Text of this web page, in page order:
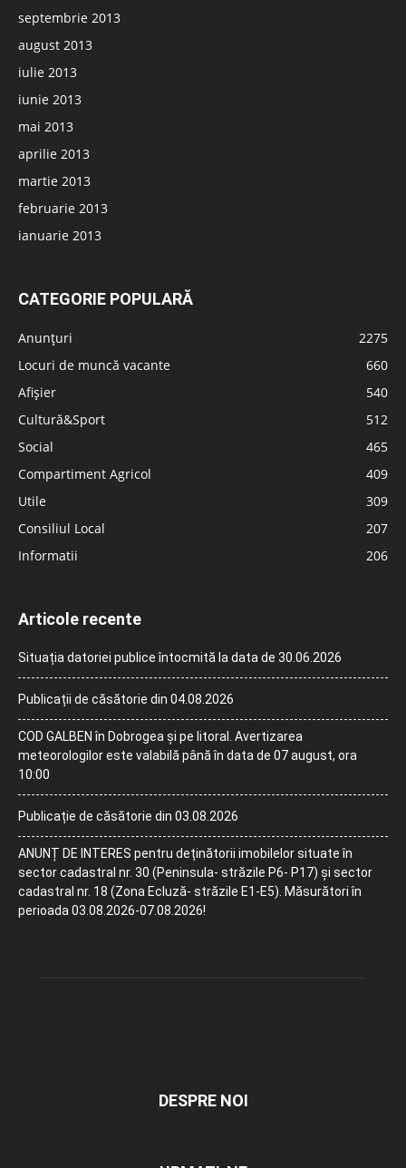
septembrie 2013
august 2013
iulie 2013
iunie 2013
mai 2013
aprilie 2013
martie 2013
februarie 2013
ianuarie 2013
CATEGORIE POPULARĂ
Anunțuri
2275
Locuri de muncă vacante
660
Afișier
540
Cultură&Sport
512
Social
465
Compartiment Agricol
409
Utile
309
Consiliul Local
207
Informatii
206
Articole recente
Situația datoriei publice întocmită la data de 30.06.2026
Publicații de căsătorie din 04.08.2026
COD GALBEN în Dobrogea și pe litoral. Avertizarea
meteorologilor este valabilă până în data de 07 august, ora
10:00
Publicație de căsătorie din 03.08.2026
ANUNȚ DE INTERES pentru deținătorii imobilelor situate în
sector cadastral nr. 30 (Peninsula- străzile P6- P17) și sector
cadastral nr. 18 (Zona Ecluză- străzile E1-E5). Măsurători în
perioada 03.08.2026-07.08.2026!
DESPRE NOI